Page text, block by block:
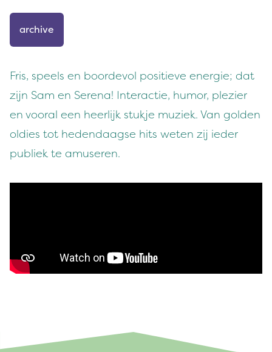
archive
Fris, speels en boordevol positieve energie; dat
zijn Sam en Serena! Interactie, humor, plezier
en vooral een heerlijk stukje muziek. Van golden
oldies tot hedendaagse hits weten zij ieder
publiek te amuseren.